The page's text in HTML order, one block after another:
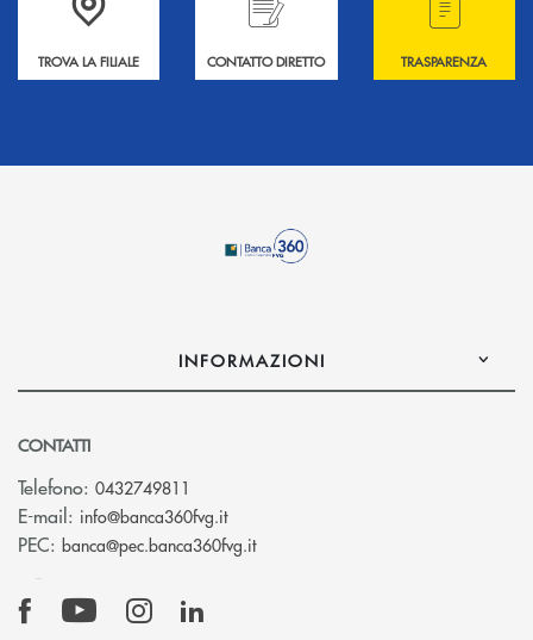
TROVA LA FILIALE CONTATTO DIRETTO TRASPARENZA
INFORMAZIONI
CONTATTI
Telefono: 0432749811
E-mail: info@banca360fvg.it(si apre l’app di posta elettronica)
PEC: banca@pec.banca360fvg.it(si apre l’app di posta elettronica)